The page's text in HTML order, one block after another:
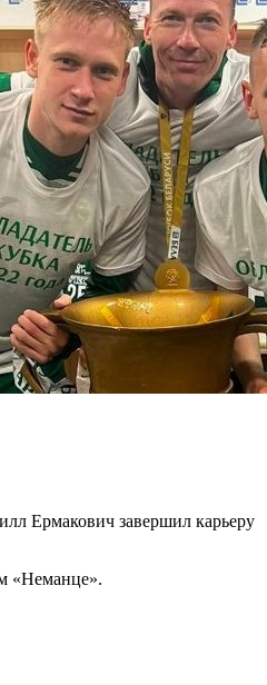
Ермакович завершил карьеру
«Неманце».